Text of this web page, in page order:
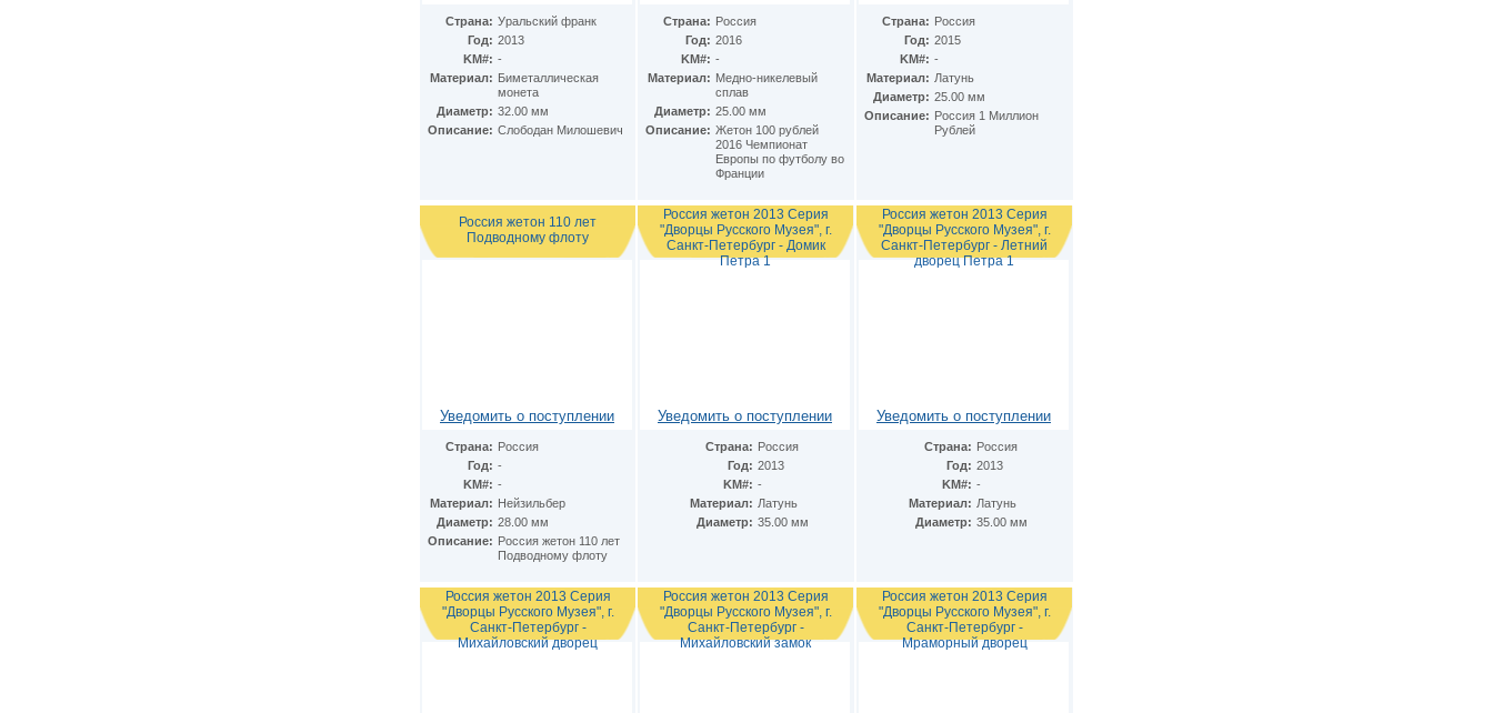
Страна: Уральский франк
Год: 2013
KM#: -
Материал: Биметаллическая
монета
Диаметр: 32.00 мм
Описание: Слободан Милошевич
Страна: Россия
Год: 2016
KM#: -
Материал: Медно-никелевый
сплав
Диаметр: 25.00 мм
Описание: Жетон 100 рублей
2016 Чемпионат
Европы по футболу во
Франции
Страна: Россия
Год: 2015
KM#: -
Материал: Латунь
Диаметр: 25.00 мм
Описание: Россия 1 Миллион
Рублей
Россия жетон 110 лет
Подводному флоту
Уведомить о поступлении
Страна: Россия
Год: -
KM#: -
Материал: Нейзильбер
Диаметр: 28.00 мм
Описание: Россия жетон 110 лет
Подводному флоту
Россия жетон 2013 Серия
"Дворцы Русского Музея", г.
Санкт-Петербург - Домик
Петра 1
Уведомить о поступлении
Страна: Россия
Год: 2013
KM#: -
Материал: Латунь
Диаметр: 35.00 мм
Россия жетон 2013 Серия
"Дворцы Русского Музея", г.
Санкт-Петербург - Летний
дворец Петра 1
Уведомить о поступлении
Страна: Россия
Год: 2013
KM#: -
Материал: Латунь
Диаметр: 35.00 мм
Россия жетон 2013 Серия
"Дворцы Русского Музея", г.
Санкт-Петербург -
Михайловский дворец
Россия жетон 2013 Серия
"Дворцы Русского Музея", г.
Санкт-Петербург -
Михайловский замок
Россия жетон 2013 Серия
"Дворцы Русского Музея", г.
Санкт-Петербург -
Мраморный дворец